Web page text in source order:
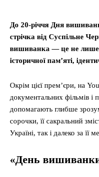
До 20-річчя Дня
стрічка від Суспільне
вишиванка — це не лише
історичної пам’яті,
Окрім цієї прем’єри, на
документальних фільмів і
допомагають глибше
сорочки, її сакральний
Україні, так і далеко за її
«День